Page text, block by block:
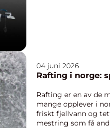
04 juni 2026
Rafting i norge:
Rafting er en av de
mange opplever i
friskt fjellvann og
mestring som få